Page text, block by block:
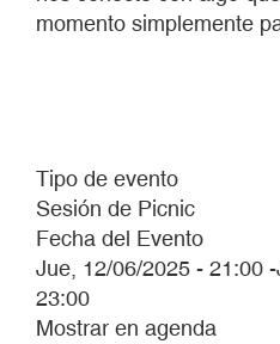
momento simplemente
Tipo de evento
Sesión de Picnic
Fecha del Evento
Jue, 12/06/2025 - 21:00 -
23:00
Mostrar en agenda